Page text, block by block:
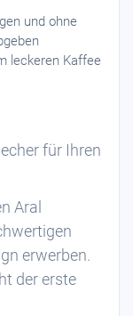
und ohne
leckeren Kaffee
für Ihren
Aral
erwerben.
der erste